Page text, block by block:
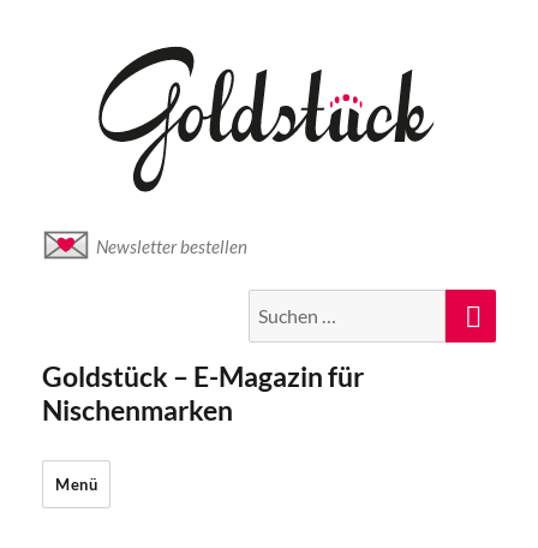
Newsletter bestellen
nach:
Goldstück – E-Magazin für
Nischenmarken
Menü